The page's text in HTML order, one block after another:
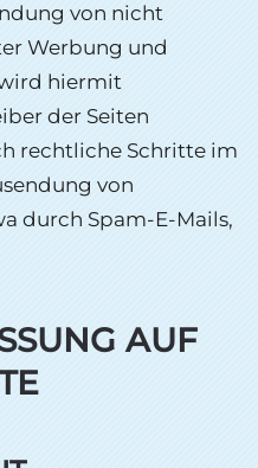
von nicht
Werbung und
hiermit
der Seiten
rechtliche Schritte im
von
durch Spam-E-Mails,
AUF